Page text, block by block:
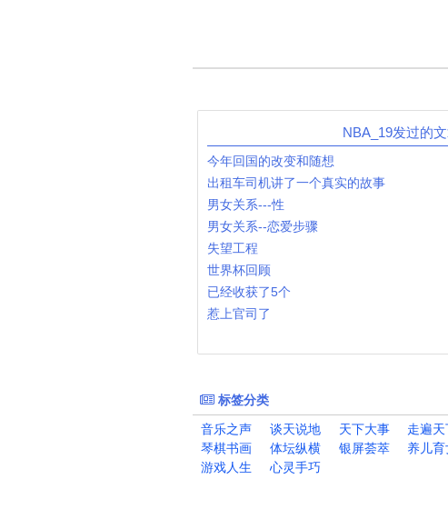
NBA_19发过的
今年回国的改变和随想
出租车司机讲了一个真实的故事
男女关系---性
男女关系--恋爱步骤
失望工程
世界杯回顾
已经收获了5个
惹上官司了
标签分类
音乐之声
谈天说地 天下大事 走遍天
琴棋书画
体坛纵横 银屏荟萃 养儿育
游戏人生
心灵手巧